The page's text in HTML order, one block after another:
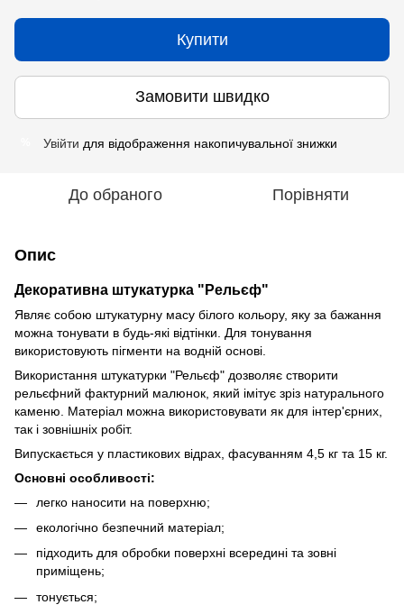
Купити
Замовити швидко
Увійти для відображення накопичувальної знижки
До обраного Порівняти
Опис
Декоративна штукатурка "Рельєф"
Являє собою штукатурну масу білого кольору, яку за бажання
можна тонувати в будь-які відтінки. Для тонування
використовують пігменти на водній основі.
Використання штукатурки "Рельєф" дозволяє створити
рельєфний фактурний малюнок, який імітує зріз натурального
каменю. Матеріал можна використовувати як для інтер'єрних,
так і зовнішніх робіт.
Випускається у пластикових відрах, фасуванням 4,5 кг та 15 кг.
Основні особливості:
легко наносити на поверхню;
екологічно безпечний матеріал;
підходить для обробки поверхні всередині та зовні
приміщень;
тонується;